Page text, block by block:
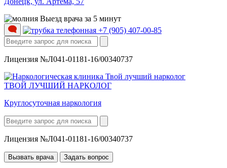
Выезд врача за 5 минут
+7 (905) 407-00-85
Лицензия №Л041-01181-16/00340737
ТВОЙ ЛУЧШИЙ НАРКОЛОГ
Круглосуточная наркология
Лицензия №Л041-01181-16/00340737
Вызвать врача Задать вопрос